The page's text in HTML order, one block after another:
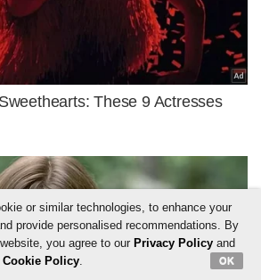
or similar technologies, to enhance your
provide personalised recommendations. By
you agree to our Privacy Policyand
Cookie Policy. OK